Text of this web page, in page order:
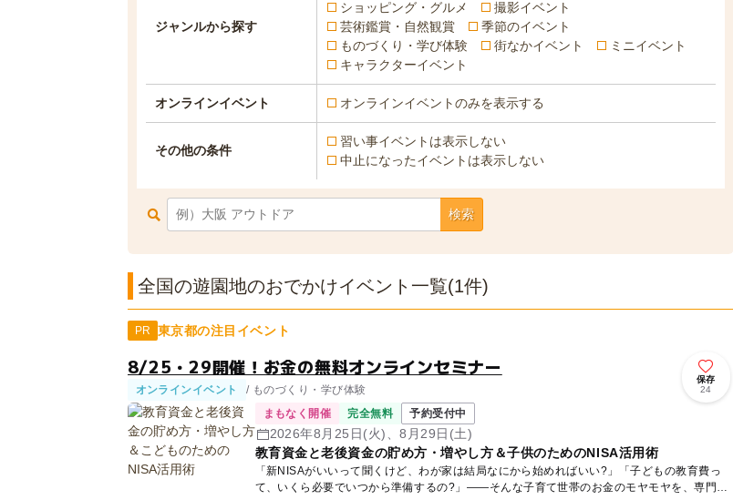
ジャンルから探す
ショッピング・グルメ
撮影イベント
芸術鑑賞・自然観賞
季節のイベント
ものづくり・学び体験
街なかイベント
ミニイベント
キャラクターイベント
オンラインイベント オンラインイベントのみを表示する
その他の条件
習い事イベントは表示しない
中止になったイベントは表示しない
検索
全国の遊園地のおでかけイベント一覧(1件)
PR 東京都の注目イベント
8/25・29開催！お金の無料オンラインセミナー
オンラインイベント / ものづくり・学び体験
保存
24
まもなく開催 完全無料 予約受付中
2026年8月25日(火)、8月29日(土)
教育資金と老後資金の貯め方・増やし方＆子供のためのNISA活用術
「新NISAがいいって聞くけど、わが家は結局なにから始めればいい?」「子どもの教育費っ
て、いくら必要でいつから準備するの?」——そんな子育て世帯のお金のモヤモヤを、専門の